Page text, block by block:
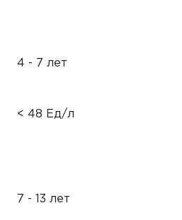
4 - 7 лет
< 48 Ед/л
7 - 13 лет